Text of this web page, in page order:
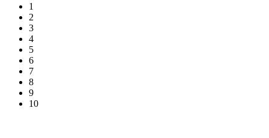
1
2
3
4
5
6
7
8
9
10